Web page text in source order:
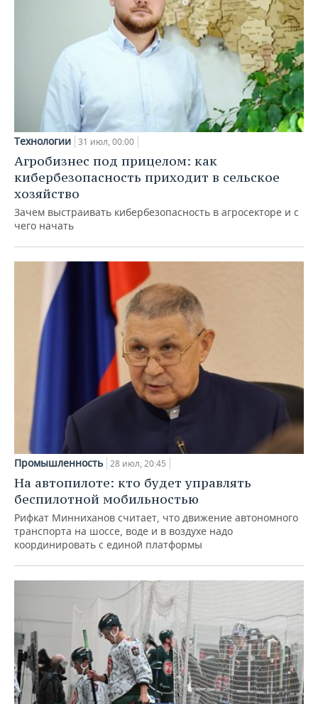
Технологии 31 июл, 00:00
Агробизнес под прицелом: как
кибербезопасность приходит в сельское
хозяйство
Зачем выстраивать кибербезопасность в агросекторе и с
чего начать
Промышленность 28 июл, 20:45
На автопилоте: кто будет управлять
беспилотной мобильностью
Рифкат Минниханов считает, что движение автономного
транспорта на шоссе, воде и в воздухе надо
координировать с единой платформы